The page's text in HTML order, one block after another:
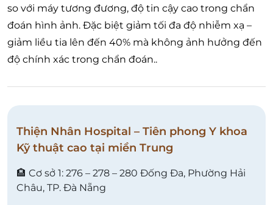
so với máy tương đương, độ tin cậy cao trong chẩn
đoán hình ảnh. Đặc biệt giảm tối đa độ nhiễm xạ –
giảm liều tia lên đến 40% mà không ảnh hưởng đến
độ chính xác trong chẩn đoán..
Thiện Nhân Hospital – Tiên phong Y khoa
Kỹ thuật cao tại miền Trung
🏨 Cơ sở 1: 276 – 278 – 280 Đống Đa, Phường Hải
Châu, TP. Đà Nẵng